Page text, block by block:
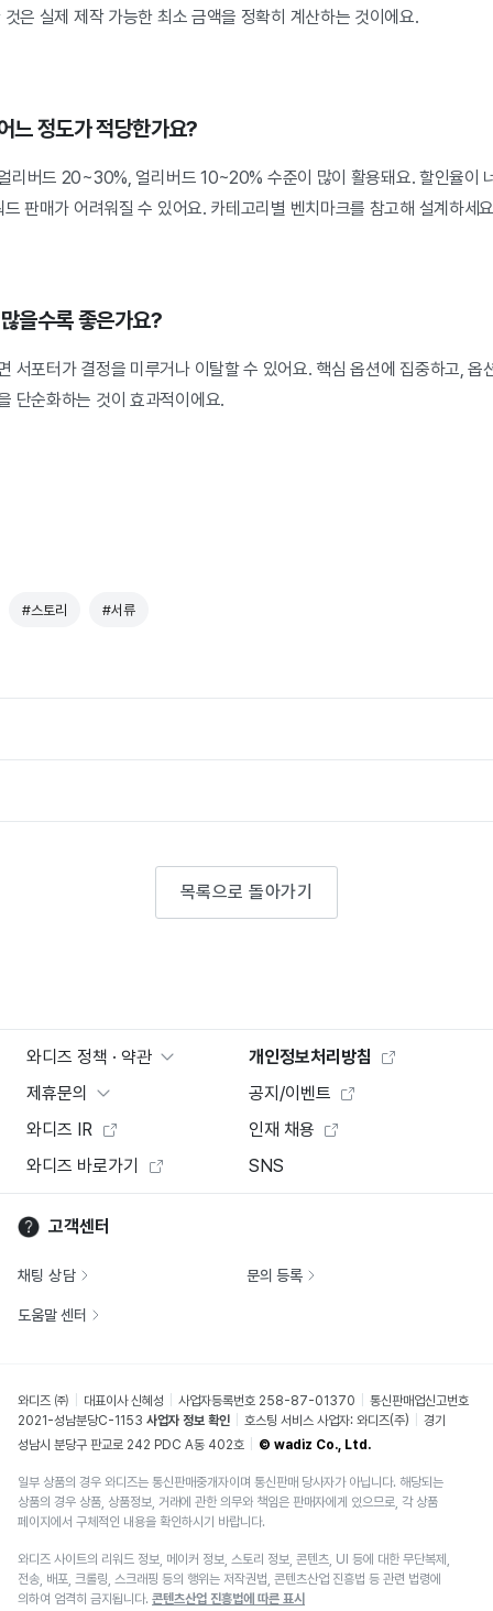
은 실제 제작 가능한 최소 금액을 정확히 계산하는 것이에요.
느 정도가 적당한가요?
리버드 20~30%, 얼리버드 10~20% 수준이 많이 활용돼요. 할인율이
판매가 어려워질 수 있어요. 카테고리별 벤치마크를 참고해 설계하세
을수록 좋은가요?
서포터가 결정을 미루거나 이탈할 수 있어요. 핵심 옵션에 집중하고, 옵
단순화하는 것이 효과적이에요.
#스토리 #서류
목록으로 돌아가기
와디즈 정책 · 약관
개인정보처리방침
제휴문의
공지/이벤트
와디즈 IR
인재 채용
와디즈 바로가기
SNS
고객센터
채팅 상담 문의 등록
도움말 센터
와디즈 ㈜ 대표이사 신혜성 사업자등록번호 258-87-01370
통신판매업신고번호
2021-성남분당C-1153 사업자 정보 확인 호스팅 서비스 사업자: 와디즈(주)
경기
성남시 분당구 판교로 242 PDC A동 402호
© wadiz Co., Ltd.
일부 상품의 경우 와디즈는 통신판매중개자이며 통신판매 당사자가 아닙니다. 해당되는
상품의 경우 상품, 상품정보, 거래에 관한 의무와 책임은 판매자에게 있으므로, 각 상품
페이지에서 구체적인 내용을 확인하시기 바랍니다.
와디즈 사이트의 리워드 정보, 메이커 정보, 스토리 정보, 콘텐츠, UI 등에 대한 무단복제,
전송, 배포, 크롤링, 스크래핑 등의 행위는 저작권법, 콘텐츠산업 진흥법 등 관련 법령에
의하여 엄격히 금지됩니다. 콘텐츠산업 진흥법에 따른 표시